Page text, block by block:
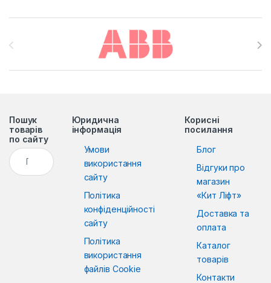
Brands Carousel
Пошук
товарів
по сайту
Пошук:
Юридична
інформація
Умови
використання
сайту
Політика
конфіденційності
сайту
Політика
використання
файлів Cookie
Корисні
посилання
Блог
Відгуки про
магазин
«Кит Ліфт»
Доставка та
оплата
Каталог
товарів
Контакти